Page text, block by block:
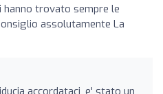
hanno trovato sempre le
assolutamente La
accordataci, e' stato un